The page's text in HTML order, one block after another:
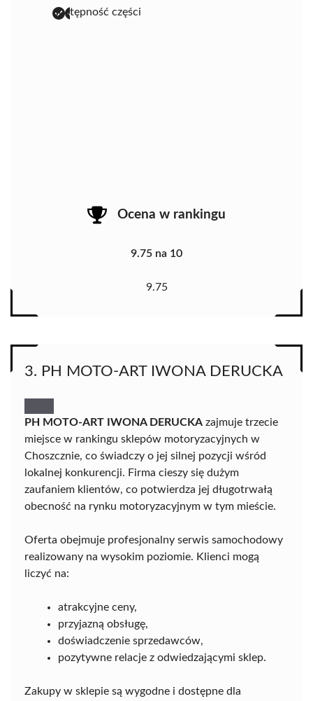
dostępność części
Ocena w rankingu
9.75 na 10
9.75
3. PH MOTO-ART IWONA DERUCKA
PH MOTO-ART IWONA DERUCKA zajmuje trzecie
miejsce w rankingu sklepów motoryzacyjnych w
Choszcznie, co świadczy o jej silnej pozycji wśród
lokalnej konkurencji. Firma cieszy się dużym
zaufaniem klientów, co potwierdza jej długotrwałą
obecność na rynku motoryzacyjnym w tym mieście.
Oferta obejmuje profesjonalny serwis samochodowy
realizowany na wysokim poziomie. Klienci mogą
liczyć na:
atrakcyjne ceny,
przyjazną obsługę,
doświadczenie sprzedawców,
pozytywne relacje z odwiedzającymi sklep.
Zakupy w sklepie są wygodne i dostępne dla